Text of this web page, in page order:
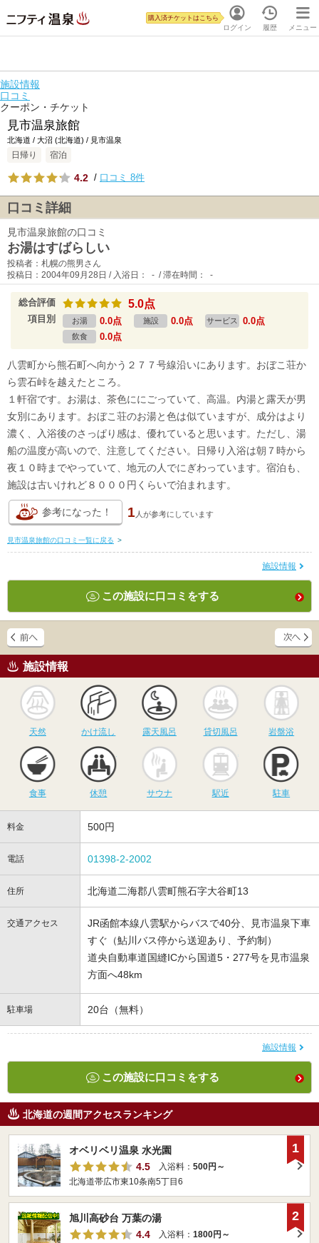
ログイン
購入済チケットはこちら
履歴 メニュー
施設情報
口コミ
クーポン・チケット
見市温泉旅館
北海道 / 大沼 (北海道) / 見市温泉
日帰り 宿泊
4.2 / 口コミ 8件
口コミ詳細
見市温泉旅館の口コミ
お湯はすばらしい
投稿者：札幌の熊男さん
投稿日：2004年09月28日 / 入浴日： - / 滞在時間： -
総合評価 5.0点
項目別 お湯 0.0点 施設 0.0点 サービス 0.0点
飲食 0.0点
八雲町から熊石町へ向かう２７７号線沿いにあります。おぼこ荘か
ら雲石峠を越えたところ。
１軒宿です。お湯は、茶色ににごっていて、高温。内湯と露天が男
女別にあります。おぼこ荘のお湯と色は似ていますが、成分はより
濃く、入浴後のさっぱり感は、優れていると思います。ただし、湯
船の温度が高いので、注意してください。日帰り入浴は朝７時から
夜１０時までやっていて、地元の人でにぎわっています。宿泊も、
施設は古いけれど８０００円くらいで泊まれます。
参考になった！ 1 人が参考にしています
見市温泉旅館の口コミ一覧に戻る >
施設情報
この施設に口コミをする
施設情報
天然
かけ流し
かけ流し
露天風呂
露天風呂
貸切風呂
貸切風呂 岩盤浴
食事 休憩
サウナ
サウナ 駅近 駐車
料金 500円
電話 01398-2-2002
住所 北海道二海郡八雲町熊石字大谷町13
交通アクセス
JR函館本線八雲駅からバスで40分、見市温泉下車
すぐ（鮎川バス停から送迎あり、予約制）
道央自動車道国縫ICから国道5・277号を見市温泉
方面へ48km
駐車場 20台（無料）
施設情報
この施設に口コミをする
北海道の週間アクセスランキング
オベリベリ温泉 水光園
4.5
入浴料： 500円～
北海道帯広市東10条南5丁目6
1
旭川高砂台 万葉の湯
4.4
入浴料： 1800円～
2